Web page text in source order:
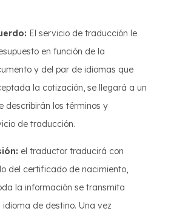
El servicio de traducción le
en función de la
y del par de idiomas que
la cotización, se llegará a un
describirán los términos y
de traducción.
el traductor traducirá con
del certificado de nacimiento,
la información se transmita
de destino. Una vez